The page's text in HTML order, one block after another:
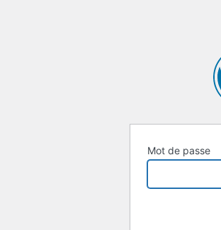
Mot de passe